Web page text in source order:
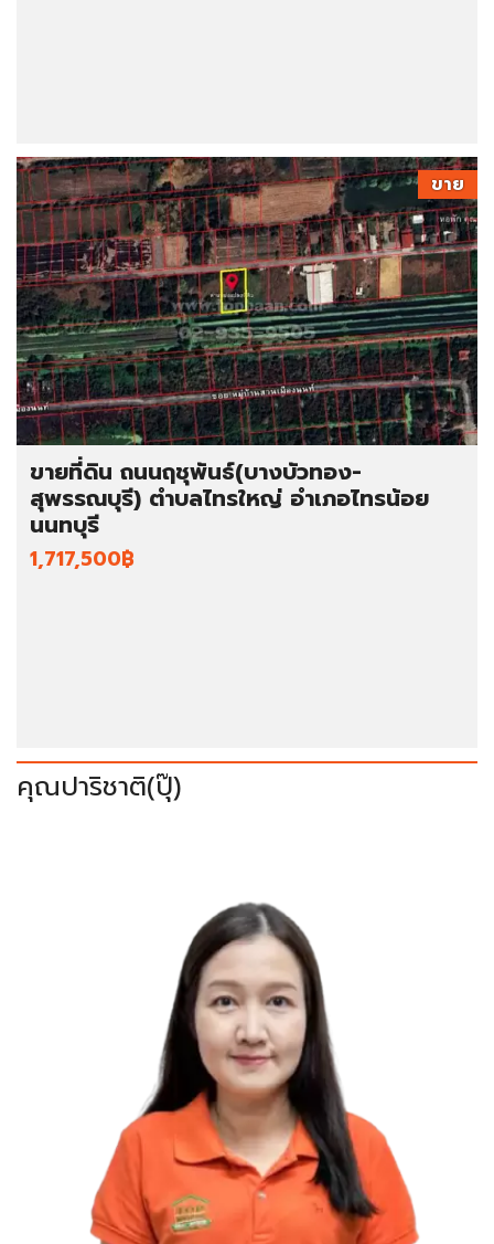
ขาย
ขายที่ดิน ถนนฤชุพันธ์(บางบัวทอง-
สุพรรณบุรี) ตำบลไทรใหญ่ อำเภอไทรน้อย
นนทบุรี
1,717,500฿
คุณปาริชาติ(ปุ๊)